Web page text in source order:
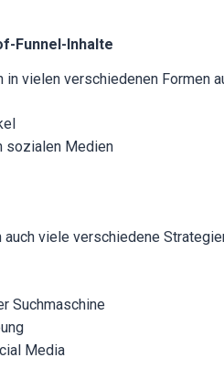
Funnel-Inhalte
in vielen verschiedenen Formen
sozialen Medien
viele verschiedene
Suchmaschine
Media